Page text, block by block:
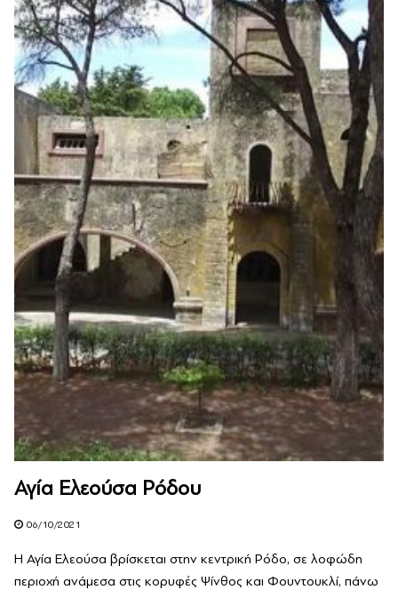
Αγία Ελεούσα Ρόδου
06/10/2021
Η Αγία Ελεούσα βρίσκεται στην κεντρική Ρόδο, σε λοφώδη
περιοχή ανάμεσα στις κορυφές Ψίνθος και Φουντουκλί, πάνω